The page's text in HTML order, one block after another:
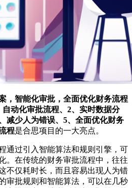
，智能化审批，全面优化财务流程
动化审批流程、2、实时数据分
减少人为错误、5、全面优化财务
程是合思项目的一大亮点。
通过引入智能算法和规则引擎，可
。在传统的财务审批流程中，往往
不仅耗时长，而且容易出现人为错
审批规则和智能算法，可以在几秒